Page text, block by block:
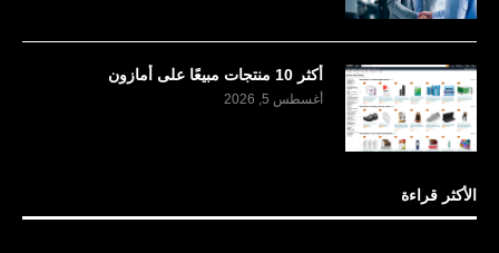
أكثر 10 منتجات مبيعًا على أمازون
أغسطس 5, 2026
الأكثر قراءة